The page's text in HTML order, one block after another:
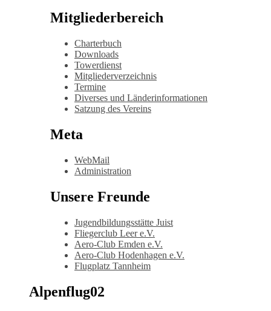
Mitgliederbereich
Charterbuch
Downloads
Towerdienst
Mitgliederverzeichnis
Termine
Diverses und Länderinformationen
Satzung des Vereins
Meta
WebMail
Administration
Unsere Freunde
Jugendbildungsstätte Juist
Fliegerclub Leer e.V.
Aero-Club Emden e.V.
Aero-Club Hodenhagen e.V.
Flugplatz Tannheim
Alpenflug02